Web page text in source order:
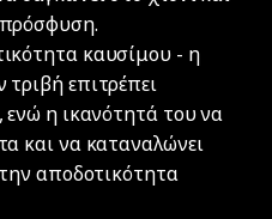
καυσίμου - η
επιτρέπει
ενώ η ικανότητά του να
και να καταναλώνει
την αποδοτικότητα